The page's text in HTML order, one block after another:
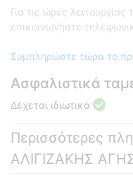
Για τις ώρες
επικοινωνήστε
Συμπληρώστε τώρα το
Ασφαλιστικά
Δέχεται ιδιωτικά
Περισσότερες
ΑΛΙΓΙΖΑΚΗΣ